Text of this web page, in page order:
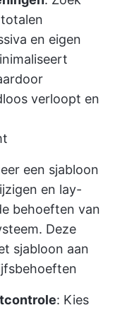
en eigen
verloopt en
een sjabloon
en lay-
behoeften van
Deze
sjabloon aan
: Kies